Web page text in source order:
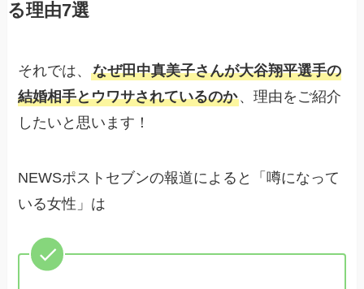
る理由7選
それでは、なぜ田中真美子さんが大谷翔平選手の
結婚相手とウワサされているのか、理由をご紹介
したいと思います！
NEWSポストセブンの報道によると「噂になって
いる女性」は